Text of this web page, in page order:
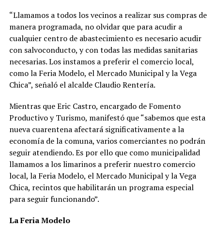
“Llamamos a todos los vecinos a realizar sus compras de
manera programada, no olvidar que para acudir a
cualquier centro de abastecimiento es necesario acudir
con salvoconducto, y con todas las medidas sanitarias
necesarias. Los instamos a preferir el comercio local,
como la Feria Modelo, el Mercado Municipal y la Vega
Chica”, señaló el alcalde Claudio Rentería.
Mientras que Eric Castro, encargado de Fomento
Productivo y Turismo, manifestó que “sabemos que esta
nueva cuarentena afectará significativamente a la
economía de la comuna, varios comerciantes no podrán
seguir atendiendo. Es por ello que como municipalidad
llamamos a los limarinos a preferir nuestro comercio
local, la Feria Modelo, el Mercado Municipal y la Vega
Chica, recintos que habilitarán un programa especial
para seguir funcionando”.
La Feria Modelo